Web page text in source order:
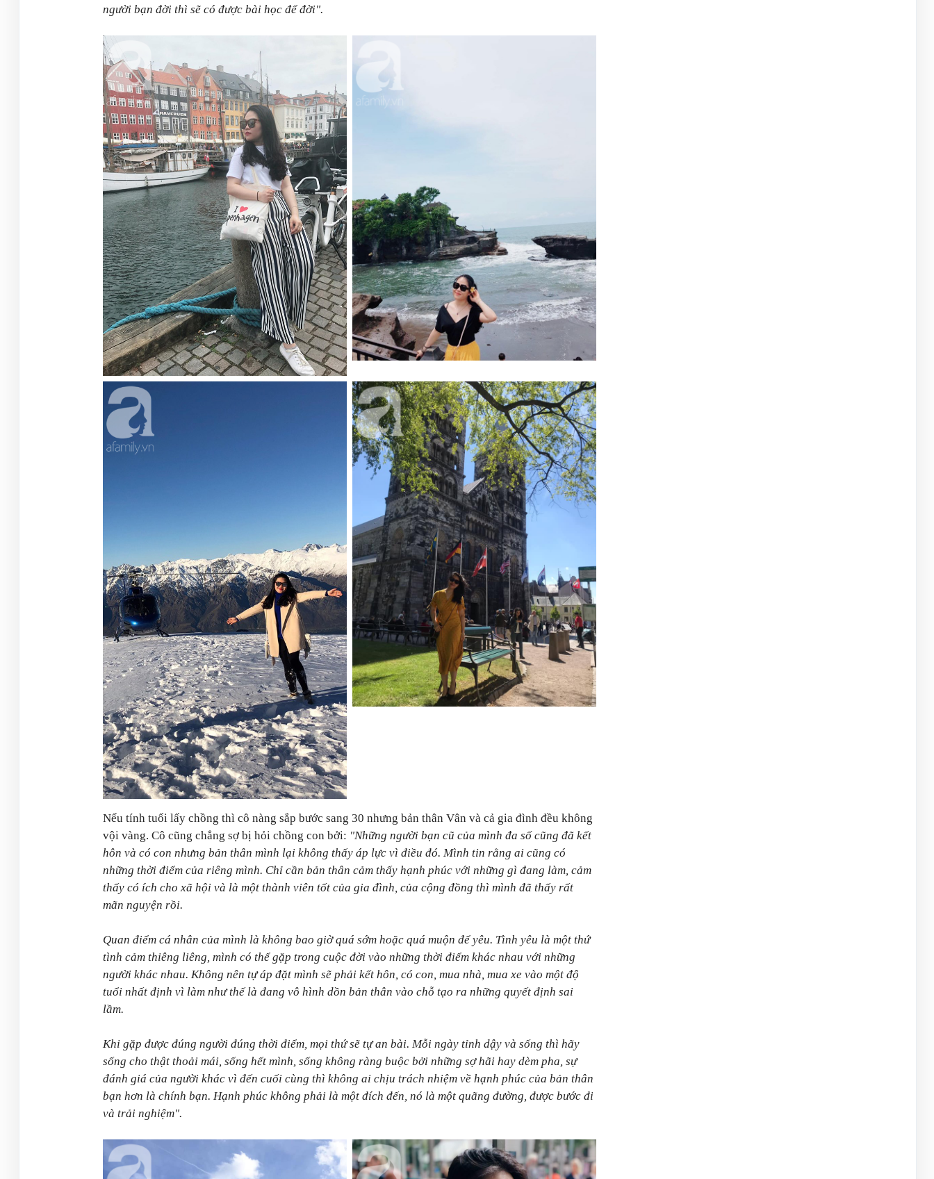
người bạn đời thì sẽ có được bài học để đời".
Nếu tính tuổi lấy chồng thì cô nàng sắp bước sang 30 nhưng bản thân Vân và cả gia đình đều không
vội vàng. Cô cũng chẳng sợ bị hỏi chồng con bởi: "Những người bạn cũ của mình đa số cũng đã kết
hôn và có con nhưng bản thân mình lại không thấy áp lực vì điều đó. Mình tin rằng ai cũng có
những thời điểm của riêng mình. Chỉ cần bản thân cảm thấy hạnh phúc với những gì đang làm, cảm
thấy có ích cho xã hội và là một thành viên tốt của gia đình, của cộng đồng thì mình đã thấy rất
mãn nguyện rồi.
Quan điểm cá nhân của mình là không bao giờ quá sớm hoặc quá muộn để yêu. Tình yêu là một thứ
tình cảm thiêng liêng, mình có thể gặp trong cuộc đời vào những thời điểm khác nhau với những
người khác nhau. Không nên tự áp đặt mình sẽ phải kết hôn, có con, mua nhà, mua xe vào một độ
tuổi nhất định vì làm như thế là đang vô hình dồn bản thân vào chỗ tạo ra những quyết định sai
lầm.
Khi gặp được đúng người đúng thời điểm, mọi thứ sẽ tự an bài. Mỗi ngày tỉnh dậy và sống thì hãy
sống cho thật thoải mái, sống hết mình, sống không ràng buộc bởi những sợ hãi hay dèm pha, sự
đánh giá của người khác vì đến cuối cùng thì không ai chịu trách nhiệm về hạnh phúc của bản thân
bạn hơn là chính bạn. Hạnh phúc không phải là một đích đến, nó là một quãng đường, được bước đi
và trải nghiệm".